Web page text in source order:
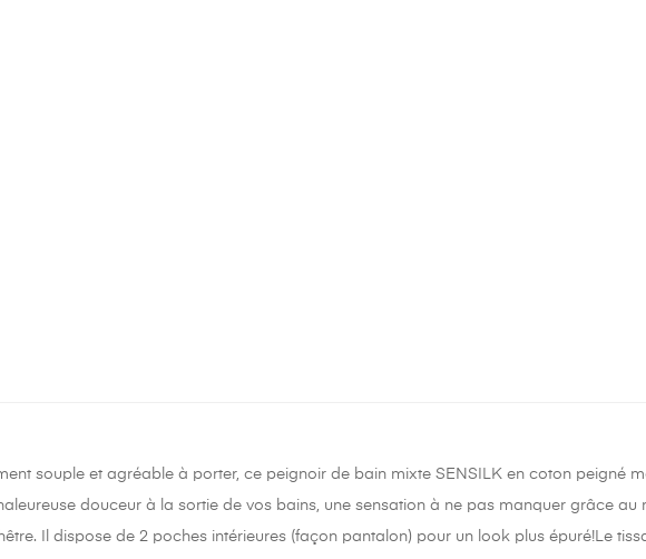
souple et agréable à porter, ce peignoir de bain mixte SENSILK en coton peigné
douceur à la sortie de vos bains, une sensation à ne pas manquer grâce au
Il dispose de 2 poches intérieures (façon pantalon) pour un look plus épuré!Le